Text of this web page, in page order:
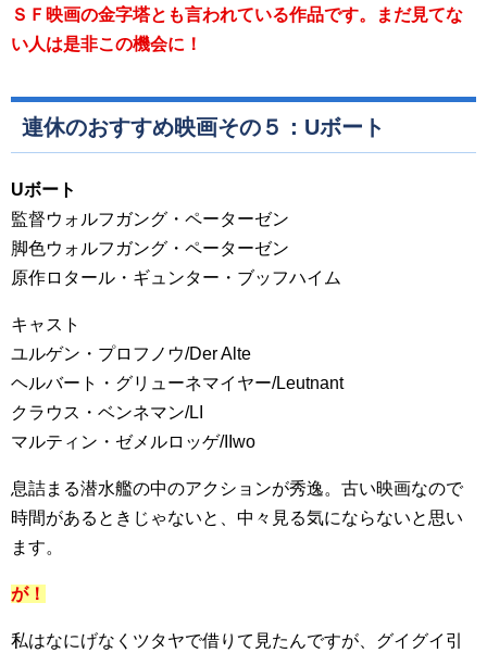
ＳＦ映画の金字塔とも言われている作品です。まだ見てな
い人は是非この機会に！
連休のおすすめ映画その５：Uボート
Uボート
監督ウォルフガング・ペーターゼン
脚色ウォルフガング・ペーターゼン
原作ロタール・ギュンター・ブッフハイム
キャスト
ユルゲン・プロフノウ/Der Alte
ヘルバート・グリューネマイヤー/Leutnant
クラウス・ベンネマン/LI
マルティン・ゼメルロッゲ/IIwo
息詰まる潜水艦の中のアクションが秀逸。古い映画なので
時間があるときじゃないと、中々見る気にならないと思い
ます。
が！
私はなにげなくツタヤで借りて見たんですが、グイグイ引